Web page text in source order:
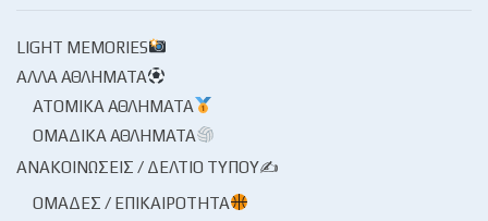
LIGHT MEMORIES
ΆΛΛΑ ΑΘΛΉΜΑΤΑ
ΑΤΟΜΙΚΆ ΑΘΛΉΜΑΤΑ
ΟΜΑΔΙΚΆ ΑΘΛΉΜΑΤΑ
ΑΝΑΚΟΙΝΏΣΕΙΣ / ΔΕΛΤΊΟ ΤΎΠΟΥ✍
ΟΜΆΔΕΣ / ΕΠΙΚΑΙΡΌΤΗΤΑ